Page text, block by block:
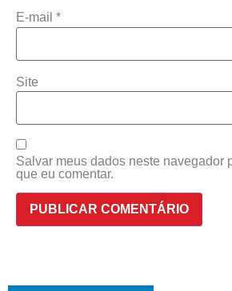
E-mail *
Site
Salvar meus dados neste navegador
que eu comentar.